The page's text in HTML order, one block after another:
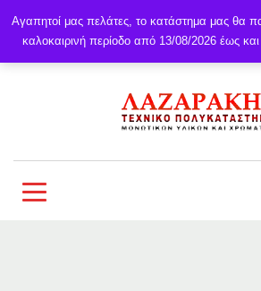
Αγαπητοί μας πελάτες, το κατάστημα μας θα
καλοκαιρινή περίοδο από 13/08/2026 έως